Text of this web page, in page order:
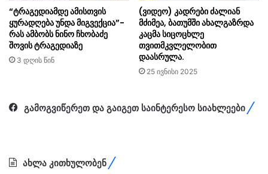
“ტრაგედიამდე ამისთვის
ყურადღება უნდა მიგვექცია”-
რას ამბობს ნინო ჩხობაძე
შოვის ტრაგედიაზე
3 დღის წინ
(ვიდეო) კადრები ძალიან
მძიმეა, ბათუმში ახალგაზრდა
კაცმა სიცოცხლე
თვითმკვლელობით
დაასრულა.
25 ივნისი 2025
გამოგვიწერეთ და გაიგეთ საინტერესო სიახლეები
ახლა კითხულობენ